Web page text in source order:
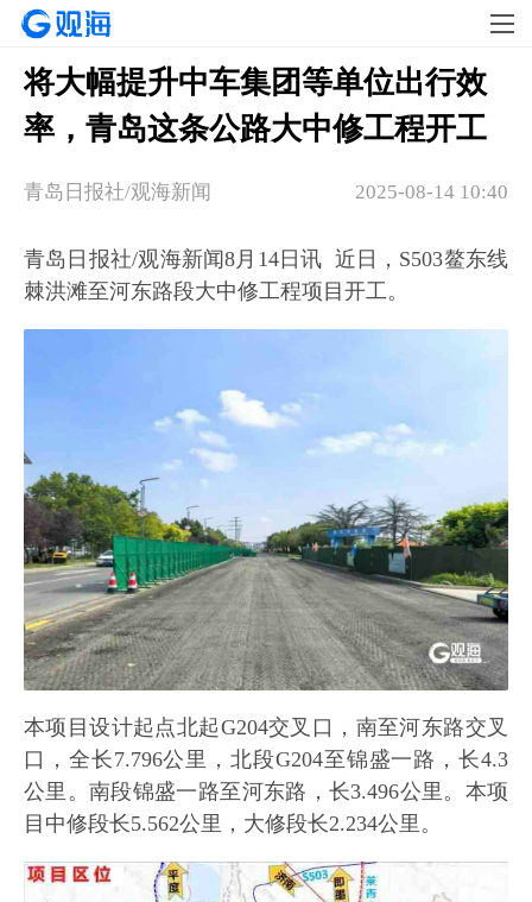
将大幅提升中车集团等单位出行效
率，青岛这条公路大中修工程开工
2025-08-14 10:40
青岛日报社/观海新闻
青岛日报社/观海新闻8月14日讯 近日，S503鳌东线
棘洪滩至河东路段大中修工程项目开工。
本项目设计起点北起G204交叉口，南至河东路交叉
口，全长7.796公里，北段G204至锦盛一路，长4.3
公里。南段锦盛一路至河东路，长3.496公里。本项
目中修段长5.562公里，大修段长2.234公里。